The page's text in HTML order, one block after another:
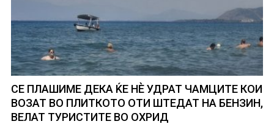
СЕ ПЛАШИМЕ ДЕКА ЌЕ НЀ УДРАТ ЧАМЦИТЕ КОИ
ВОЗАТ ВО ПЛИТКОТО ОТИ ШТЕДАТ НА БЕНЗИН,
ВЕЛАТ ТУРИСТИТЕ ВО ОХРИД